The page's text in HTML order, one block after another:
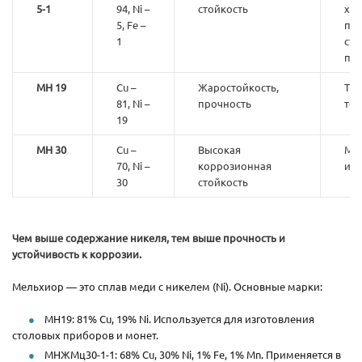
5-1
94, Ni –
5, Fe –
1
стойкость
МН 19
Cu –
81, Ni –
19
Жаростойкость,
прочность
МН 30
Cu –
70, Ni –
30
Высокая
коррозионная
стойкость
Чем выше содержание никеля, тем выше прочность и
устойчивость к коррозии.
Мельхиор — это сплав меди с никелем (Ni). Основные марки:
МН19: 81% Cu, 19% Ni. Используется для изготовления
столовых приборов и монет.
МНЖМц30-1-1: 68% Cu, 30% Ni, 1% Fe, 1% Mn. Применяется в